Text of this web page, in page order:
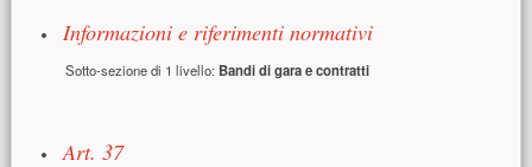
Informazioni e riferimenti normativi
Sotto-sezione di 1 livello: Bandi di gara e contratti
Art. 37